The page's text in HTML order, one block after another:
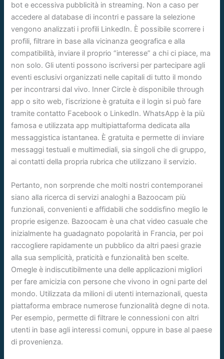
bot e eccessiva pubblicità in streaming. Non a caso per
accedere al database di incontri e passare la selezione
vengono analizzati i profili LinkedIn. È possibile scorrere i
profili, filtrare in base alla vicinanza geografica e alla
compatibilità, inviare il proprio “interesse” a chi ci piace, ma
non solo. Gli utenti possono iscriversi per partecipare agli
eventi esclusivi organizzati nelle capitali di tutto il mondo
per incontrarsi dal vivo. Inner Circle è disponibile through
app o sito web, l’iscrizione è gratuita e il login si può fare
tramite contatto Facebook o LinkedIn. WhatsApp è la più
famosa e utilizzata app multipiattaforma dedicata alla
messaggistica istantanea. È gratuita e permette di inviare
messaggi testuali e multimediali, sia singoli che di gruppo,
ai contatti della propria rubrica che utilizzano il servizio.
Pertanto, non sorprende che molti nostri contemporanei
siano alla ricerca di servizi analoghi a Bazoocam più
funzionali, convenienti e affidabili che soddisfino meglio le
proprie esigenze. Bazoocam è una chat video casuale che
inizialmente ha guadagnato popolarità in Francia, per poi
raccogliere rapidamente un pubblico da altri paesi grazie
alla sua semplicità, praticità e funzionalità ben scelte.
Omegle è indiscutibilmente una delle applicazioni migliori
per fare amicizia con persone che vivono in ogni parte del
mondo. Utilizzata da milioni di utenti internazionali, questa
piattaforma embrace numerose funzionalità degne di nota.
Per esempio, permette di filtrare le connessioni con altri
utenti in base agli interessi comuni, oppure in base al paese
di provenienza.